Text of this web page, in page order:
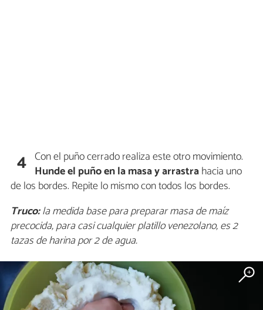
4 Con el puño cerrado realiza este otro movimiento.
Hunde el puño en la masa y arrastrahacia uno
de los bordes. Repite lo mismo con todos los bordes.
Truco:la medida base para preparar masa de maíz
precocida, para casi cualquier platillo venezolano, es 2
tazas de harina por 2 de agua.